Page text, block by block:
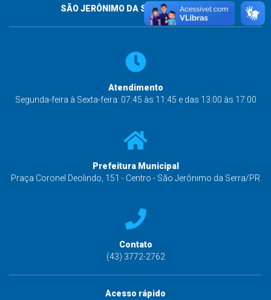
SÃO JERÔNIMO DA SERRA - PARANÁ
Atendimento
Segunda-feira à Sexta-feira: 07:45 às 11:45 e das 13:00 às 17:00
Prefeitura Municipal
Praça Coronel Deolindo, 151 - Centro - São Jerônimo da Serra/PR
Contato
(43) 3772-2762
Acesso rápido